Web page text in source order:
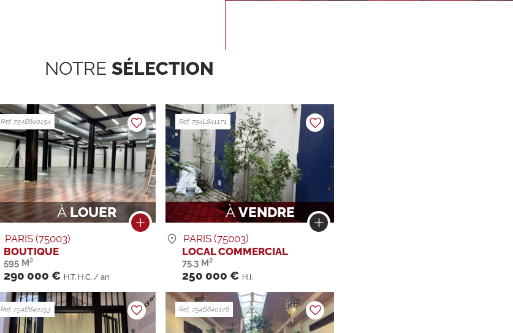
NOTRE SÉLECTION
ÀLOUER
Ref. 754B840154
PARIS (75003)
BOUTIQUE
595 M²
290 000 € H.T. H.C. / an
ÀVENDRE
Ref. 754L841171
PARIS (75003)
LOCAL COMMERCIAL
75.3 M²
250 000 € H.I.
Ref. 754B840153 Ref. 754B840178